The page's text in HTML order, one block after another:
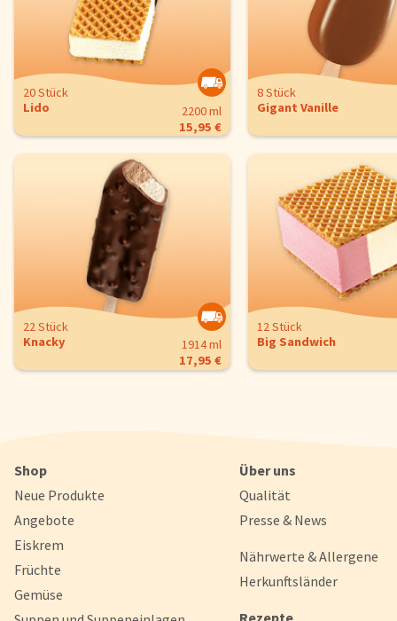
20 Stück
Lido
2200 ml
15,95 €
8 Stück
Gigant Vanille
22 Stück
Knacky
1914 ml
17,95 €
12 Stück
Big Sandwich
Shop
Neue Produkte
Angebote
Eiskrem
Früchte
Gemüse
Über uns
Qualität
Presse & News
Nährwerte & Allergene
Herkunftsländer
Cookie-Hinweis
Um unsere Webseiten für Sie optimal zu gestalten und
verbessern, sowie zur Geschwindigkeitsoptimierung und für
Chat-Funktion verwenden wir Cookies. Durch Bestätigen des
'Alle akzeptieren' stimmen Sie der Verwendung zu. Über den
'Konfigurieren' können Sie auswählen, welche Cookies Sie
wollen. Weitere Informationen erhalten Sie in unserer
Datenschutzerklärung
Alle
Konfigurieren